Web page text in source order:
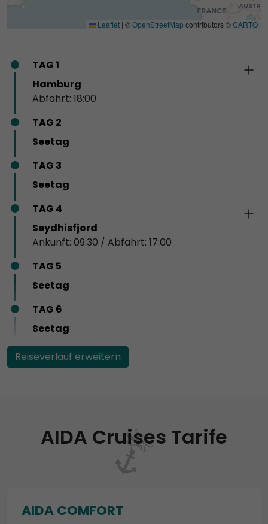
Leaflet | ©OpenStreetMapcontributors ©CARTO
TAG 1
Hamburg
Abfahrt: 18:00
TAG 2
Seetag
TAG 3
Seetag
TAG 4
Seydhisfjord
Ankunft: 09:30 / Abfahrt: 17:00
TAG 5
Seetag
TAG 6
Seetag
Reiseverlauf erweitern
AIDA Cruises Tarife
AIDA COMFORT